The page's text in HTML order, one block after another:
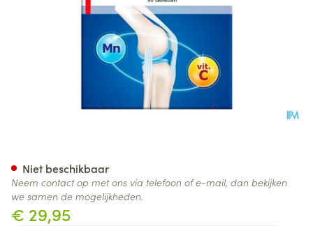
€ 29,95
Niet beschikbaar
Neem contact op met ons via telefoon of e-mail, dan bekijken
we samen de mogelijkheden.